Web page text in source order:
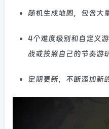
随机生成地图，包含大
4个难度级别和自定义
战或按照自己的节奏游
定期更新，不断添加新